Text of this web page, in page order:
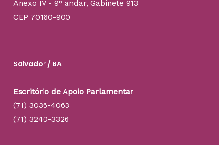
Anexo IV - 9° andar, Gabinete 913
CEP 70160-900
Salvador / BA
Escritório de Apoio Parlamentar
(71) 3036-4063
(71) 3240-3326